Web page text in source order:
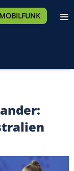
MOBILFUNK